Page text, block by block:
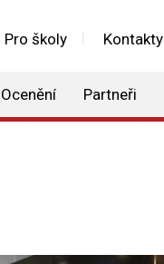
Pro školy Kontakty
Ocenění Partneři